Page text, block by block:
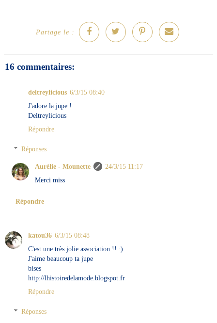
Partage le :
16 commentaires:
deltreylicious 6/3/15 08:40
J'adore la jupe !
Deltreylicious
Répondre
Réponses
Aurélie - Mounette
24/3/15 11:17
Merci miss
Répondre
katou36 6/3/15 08:48
C'est une très jolie association !! :)
J'aime beaucoup ta jupe
bises
http://lhistoiredelamode.blogspot.fr
Répondre
Réponses